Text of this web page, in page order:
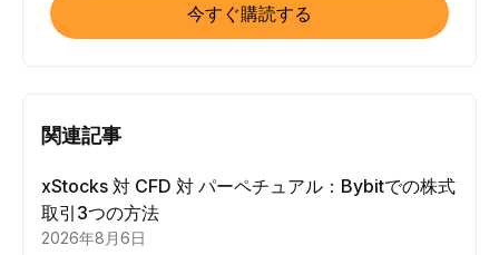
今すぐ購読する
関連記事
xStocks 対 CFD 対 パーペチュアル：Bybitでの株式
取引3つの方法
2026年8月6日